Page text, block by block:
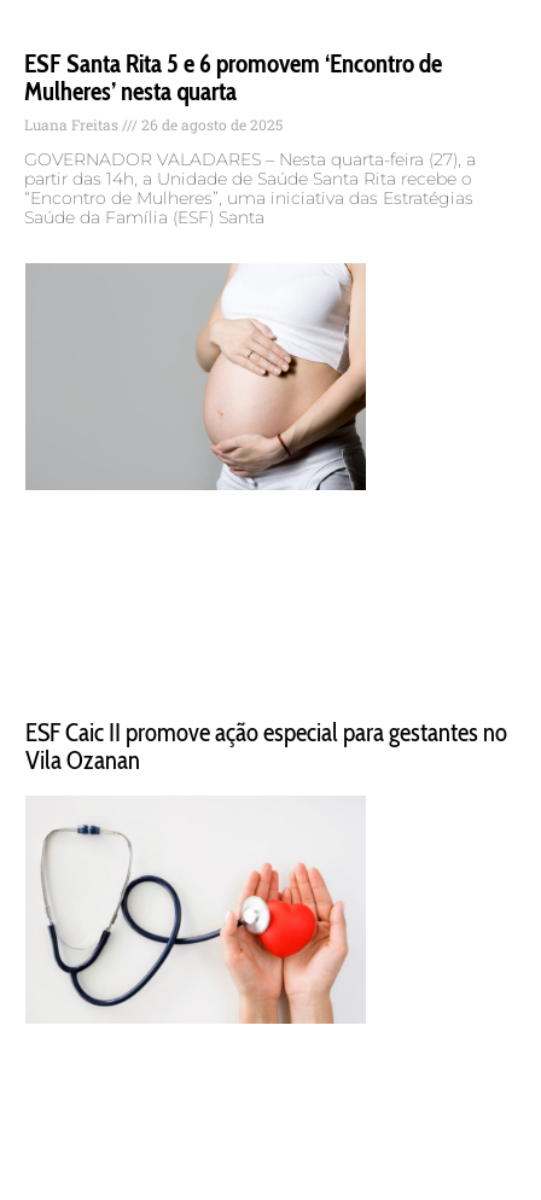
ESF Santa Rita 5 e 6 promovem ‘Encontro de
Mulheres’ nesta quarta
Luana Freitas 26 de agosto de 2025
GOVERNADOR VALADARES – Nesta quarta-feira (27), a
partir das 14h, a Unidade de Saúde Santa Rita recebe o
“Encontro de Mulheres”, uma iniciativa das Estratégias
Saúde da Família (ESF) Santa
ESF Caic II promove ação especial para gestantes no
Vila Ozanan